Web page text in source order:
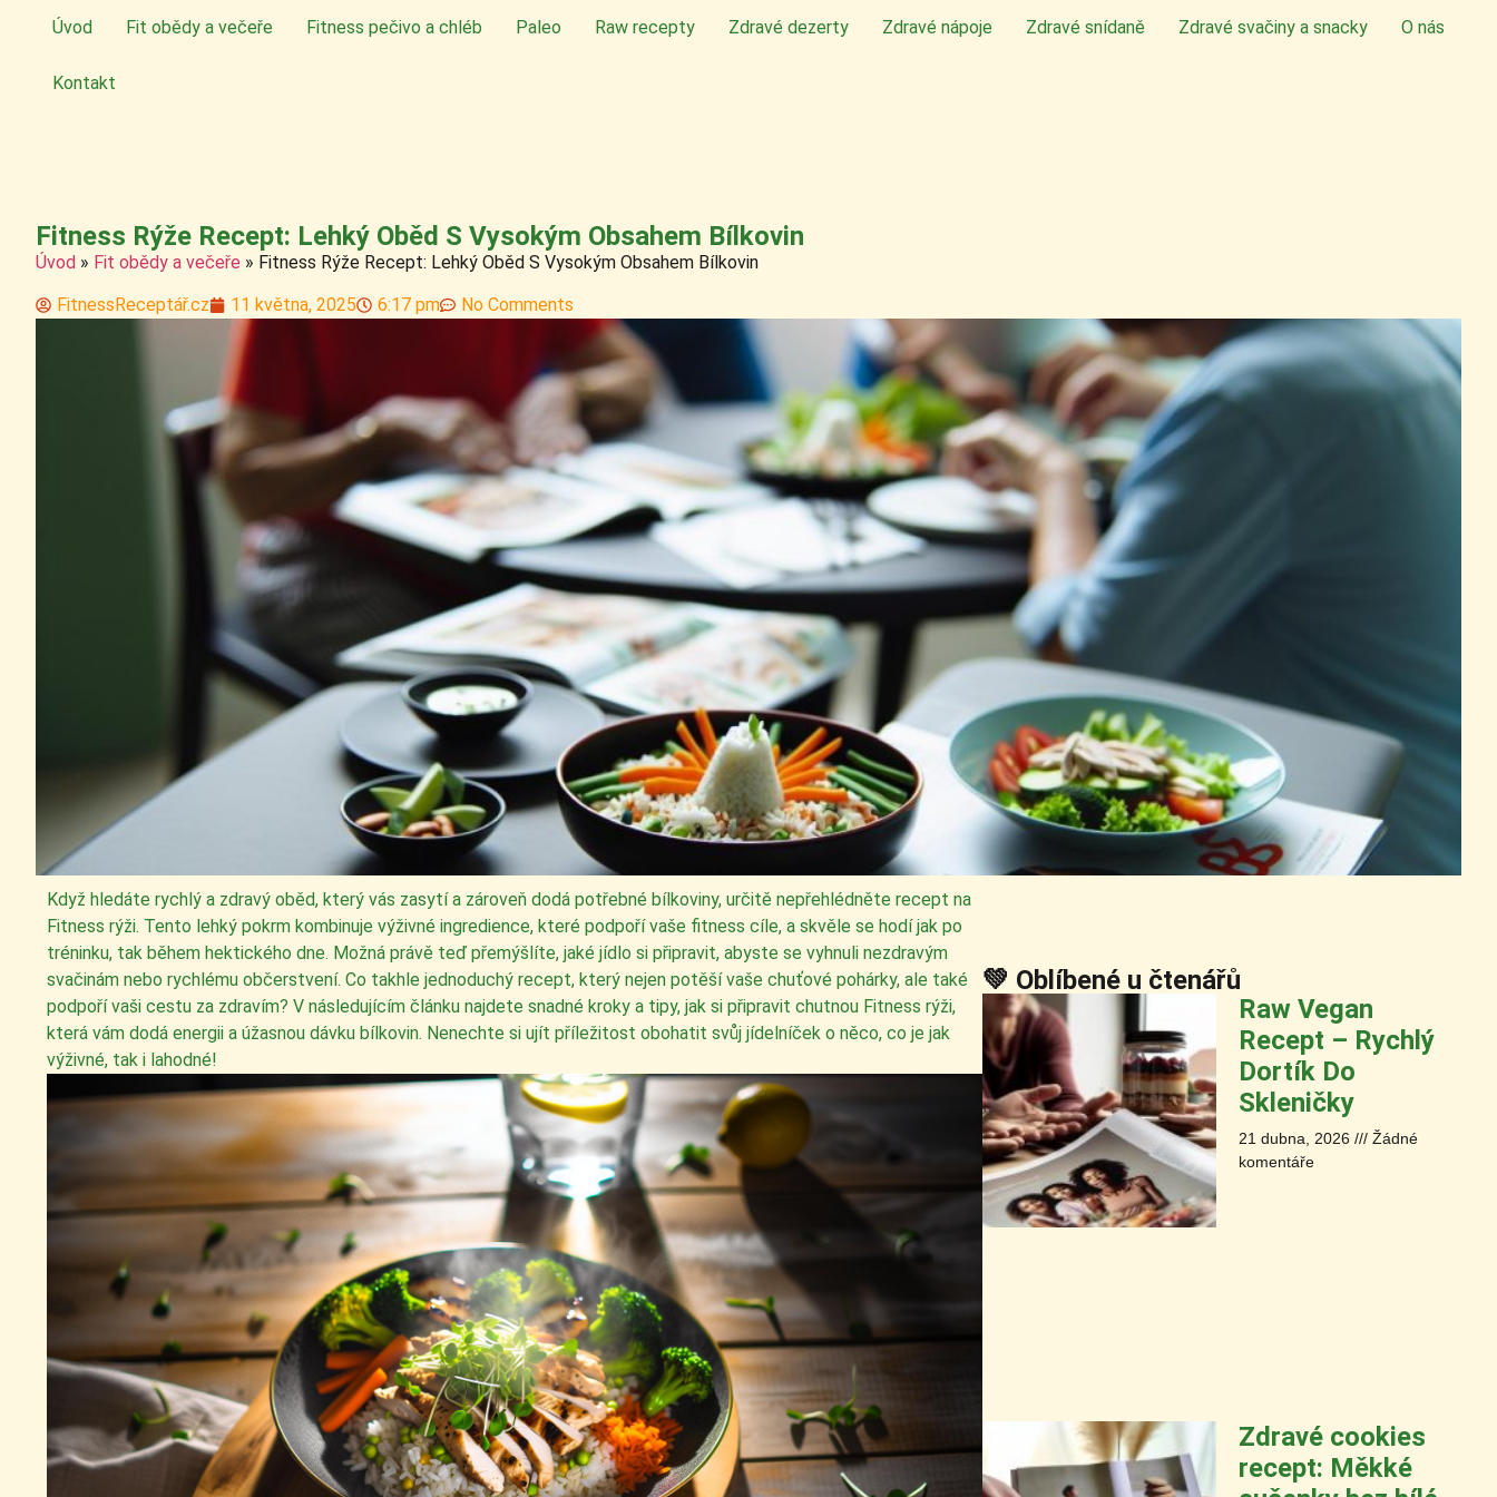
Úvod Fit obědy a večeře Fitness pečivo a chléb Paleo Raw recepty Zdravé dezerty Zdravé nápoje Zdravé snídaně Zdravé svačiny a snacky O nás
Kontakt
Fitness Rýže Recept: Lehký Oběd S Vysokým Obsahem Bílkovin
Úvod » Fit obědy a večeře » Fitness Rýže Recept: Lehký Oběd S Vysokým Obsahem Bílkovin
FitnessReceptář.cz 11 května, 2025 6:17 pm No Comments
Když hledáte rychlý a zdravý oběd, který vás zasytí a zároveň dodá potřebné bílkoviny, určitě nepřehlédněte recept na
Fitness rýži. Tento lehký pokrm kombinuje výživné ingredience, které podpoří vaše fitness cíle, a skvěle se hodí jak po
tréninku, tak během hektického dne. Možná právě teď přemýšlíte, jaké jídlo si připravit, abyste se vyhnuli nezdravým
svačinám nebo rychlému občerstvení. Co takhle jednoduchý recept, který nejen potěší vaše chuťové pohárky, ale také
podpoří vaši cestu za zdravím? V následujícím článku najdete snadné kroky a tipy, jak si připravit chutnou Fitness rýži,
která vám dodá energii a úžasnou dávku bílkovin. Nenechte si ujít příležitost obohatit svůj jídelníček o něco, co je jak
výživné, tak i lahodné!
💚 Oblíbené u čtenářů
Raw Vegan
Recept – Rychlý
Dortík Do
Skleničky
21 dubna, 2026
Žádné
komentáře
Zdravé cookies
recept: Měkké